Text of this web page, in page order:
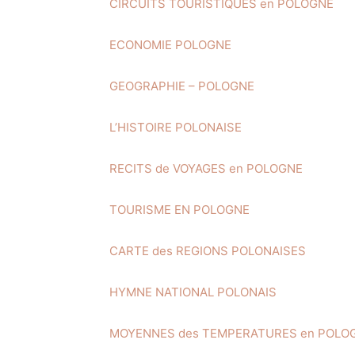
CIRCUITS TOURISTIQUES en POLOGNE
ECONOMIE POLOGNE
GEOGRAPHIE – POLOGNE
L’HISTOIRE POLONAISE
RECITS de VOYAGES en POLOGNE
TOURISME EN POLOGNE
CARTE des REGIONS POLONAISES
HYMNE NATIONAL POLONAIS
MOYENNES des TEMPERATURES en